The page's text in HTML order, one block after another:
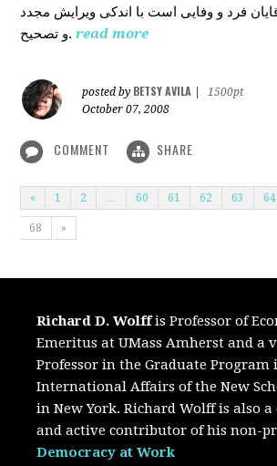
فرد و وفایی است با اندکی ویرایش مجدد
و تصحیح. read more
posted by BETSY AVILA
1500pt
October 07, 2008
COMMENT SHARE
« 1 2 60 61 62 63 64
68 »
Richard D. Wolffis Professor of
Emeritus at UMass Amherst and a
Professor in the Graduate Program
International Affairs of the New
in New York. Richard Wolff is also
and active contributor of his non-
Democracy at Work